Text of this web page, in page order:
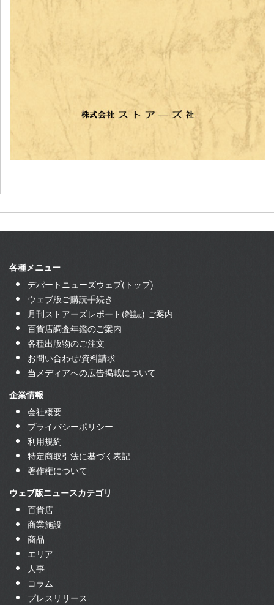
各種メニュー
デパートニューズウェブ(トップ)
ウェブ版ご購読手続き
月刊ストアーズレポート(雑誌) ご案内
百貨店調査年鑑のご案内
各種出版物のご注文
お問い合わせ/資料請求
当メディアへの広告掲載について
企業情報
会社概要
プライバシーポリシー
利用規約
特定商取引法に基づく表記
著作権について
ウェブ版ニュースカテゴリ
百貨店
商業施設
商品
エリア
人事
コラム
プレスリリース